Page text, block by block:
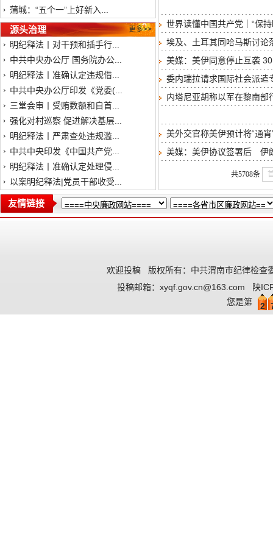
蒲城：“五个一”上好新入...
更多>>
源头治理
明纪释法丨对干预和插手行...
中共中央办公厅 国务院办公...
明纪释法丨准确认定违规借...
中共中央办公厅印发《党委(...
三堂会审丨受贿数额和自首...
强化对村巡察 促进解决基层...
明纪释法丨严肃查处违规滥...
中共中央印发《中国共产党...
明纪释法丨准确认定处理侵...
以案明纪释法|党员干部收受...
世界读懂中国共产党｜“保
埃及、土耳其同哈马斯讨论
美媒：美伊同意停止互袭
委内瑞拉请求国际社会派遣
内塔尼亚胡称以军在黎南部
美外交官称美伊预计将“通宵
美媒：美伊协议签署后 伊
共5708条
友情链接
欢迎投稿 版权所有：中共渭南市纪律检查
投稿邮箱： xyqf.gov.cn@163.com
陕
您是第